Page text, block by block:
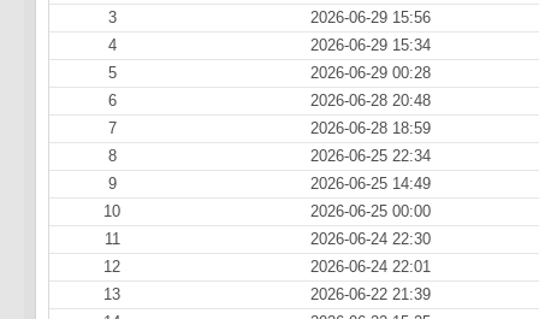
3
2026-06-29 15:56
4
2026-06-29 15:34
5
2026-06-29 00:28
6
2026-06-28 20:48
7
2026-06-28 18:59
8
2026-06-25 22:34
9
2026-06-25 14:49
10
2026-06-25 00:00
11
2026-06-24 22:30
12
2026-06-24 22:01
13
2026-06-22 21:39